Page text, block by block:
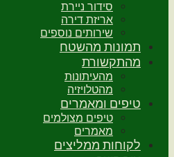
סידור ניירת
אריזת דירה
שירותים נוספים
תמונות מהשטח
מהתקשורת
מהעיתונות
מהטלויזיה
טיפים ומאמרים
טיפים מצולמים
מאמרים
לקוחות ממליצים